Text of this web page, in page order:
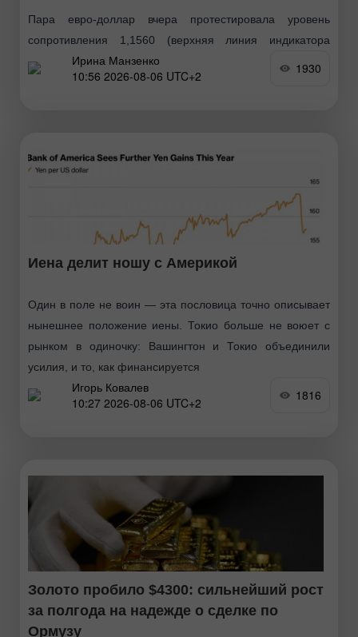
Пара евро-доллар вчера протестировала уровень
сопротивления 1,1560 (верхняя линия индикатора
Bollinger Bands на четырехчасовом графике), но не
смогла закрепиться над этим таргетом. Покупатели
Ирина Манзенко
10:56 2026-08-06 UTC+2
1930
Иена делит ношу с Америкой
Один в поле не воин — эта пословица точно описывает
нынешнее положение иены. Токио больше не воюет с
рынком в одиночку: Вашингтон и Токио объединили
усилия, и то, как финансируется
Игорь Ковалев
10:27 2026-08-06 UTC+2
1816
Золото пробило $4300: сильнейший рост
за полгода на надежде о сделке по
Ормузу